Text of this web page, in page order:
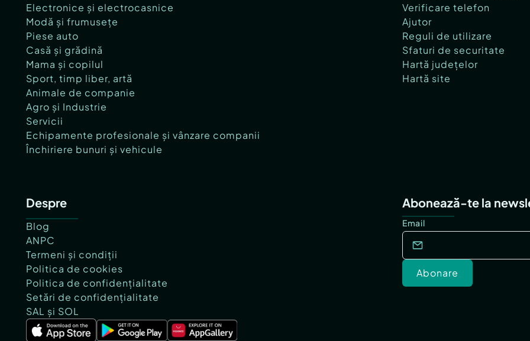
Electronice și electrocasnice
Modă și frumusețe
Piese auto
Casă și grădină
Mama și copilul
Sport, timp liber, artă
Animale de companie
Agro și Industrie
Servicii
Echipamente profesionale și vânzare companii
Închiriere bunuri și vehicule
Verificare telefon
Ajutor
Reguli de utilizare
Sfaturi de securitate
Hartă județelor
Hartă site
Despre
Blog
ANPC
Termeni și condiții
Politica de cookies
Politica de confidențialitate
Setări de confidențialitate
SAL și SOL
Abonează-te la
Email
Abonare